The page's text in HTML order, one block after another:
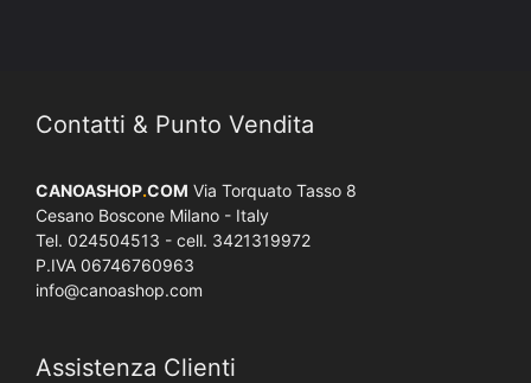
Contatti & Punto Vendita
CANOASHOP.COM Via Torquato Tasso 8
Cesano Boscone Milano - Italy
Tel. 024504513 - cell. 3421319972
P.IVA 06746760963
info@canoashop.com
Assistenza Clienti